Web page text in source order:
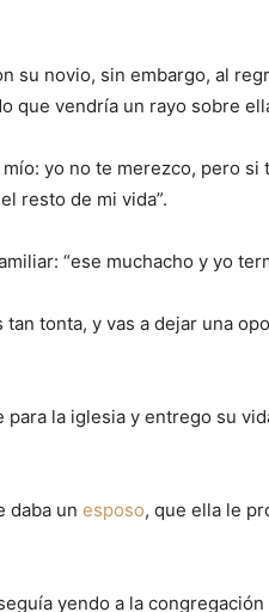
su novio, sin embargo, al
que vendría un rayo sobre
yo no te merezco, pero
resto de mi vida”.
“ese muchacho y yo
tan tonta, y vas a dejar una
para la iglesia y entrego su
daba un esposo, que ella le
yendo a la